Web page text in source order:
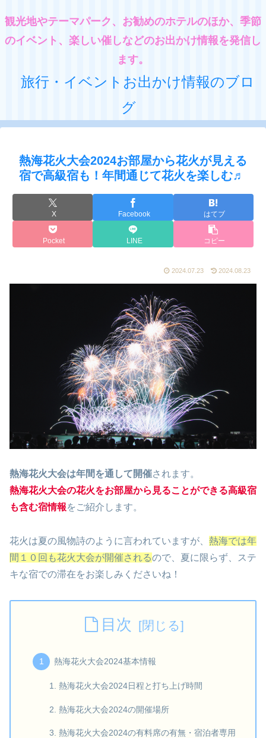
観光地やテーマパーク、お勧めのホテルのほか、季節
のイベント、楽しい催しなどのお出かけ情報を発信し
ます。
旅行・イベントお出かけ情報のブロ
グ
熱海花火大会2024お部屋から花火が見える
宿で高級宿も！年間通じて花火を楽しむ♬
X Facebook はてブ
Pocket LINE コピー
2024.07.23 2024.08.23
熱海花火大会は年間を通して開催されます。
熱海花火大会の花火をお部屋から見ることができる高級宿
も含む宿情報をご紹介します。
花火は夏の風物詩のように言われていますが、 熱海では年
間１０回も花火大会が開催されるので、夏に限らず、ステ
キな宿での滞在をお楽しみくださいね！
目次
熱海花火大会2024基本情報
熱海花火大会2024日程と打ち上げ時間
熱海花火大会2024の開催場所
熱海花火大会2024の有料席の有無・宿泊者専用